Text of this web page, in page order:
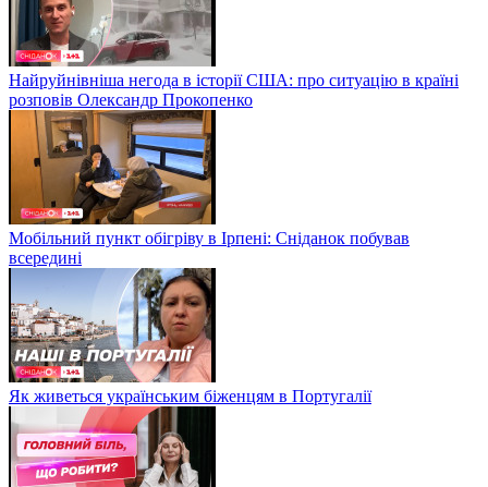
Найруйнівніша негода в історії США: про ситуацію в країні
розповів Олександр Прокопенко
Мобільний пункт обігріву в Ірпені: Сніданок побував
всередині
Як живеться українським біженцям в Португалії